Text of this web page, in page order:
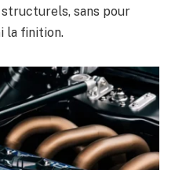
sans pour
la finition.